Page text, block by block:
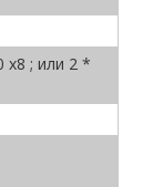
x8 ; или 2 *